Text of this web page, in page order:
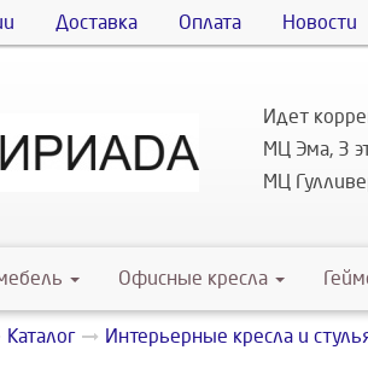
Доставка Оплата Новости
Идет
МЦ Эма, 3
МЦ
Офисные кресла
Каталог Интерьерные кресла и